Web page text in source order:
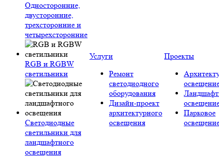
Односторонние,
двусторонние,
трехсторонние и
четырехсторонние
RGB и RGBW
светильники
Светодиодные
светильники для
ландшафтного
освещения
Услуги
Ремонт
светодиодного
оборудования
Дизайн-проект
архитектурного
освещения
Проекты
Парковое